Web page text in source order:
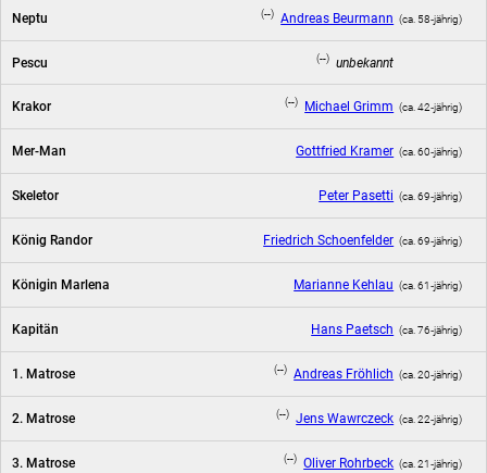
Neptu (--) Andreas Beurmann (ca. 58‑jährig)
Pescu (--) unbekannt
Krakor (--) Michael Grimm (ca. 42‑jährig)
Mer-Man Gottfried Kramer (ca. 60‑jährig)
Skeletor Peter Pasetti (ca. 69‑jährig)
König Randor Friedrich Schoenfelder (ca. 69‑jährig)
Königin Marlena Marianne Kehlau (ca. 61‑jährig)
Kapitän Hans Paetsch (ca. 76‑jährig)
1. Matrose (--) Andreas Fröhlich (ca. 20‑jährig)
2. Matrose (--) Jens Wawrczeck (ca. 22‑jährig)
3. Matrose (--) Oliver Rohrbeck (ca. 21‑jährig)